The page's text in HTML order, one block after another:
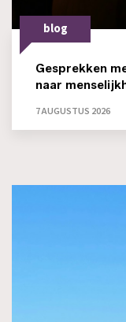
blog
Gesprekken
naar
7 AUGUSTUS 2026